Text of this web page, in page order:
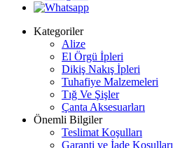
Kategoriler
Alize
El Örgü İpleri
Dikiş Nakış İpleri
Tuhafiye Malzemeleri
Tığ Ve Şişler
Çanta Aksesuarları
Önemli Bilgiler
Teslimat Koşulları
Garanti ve İade Koşulları